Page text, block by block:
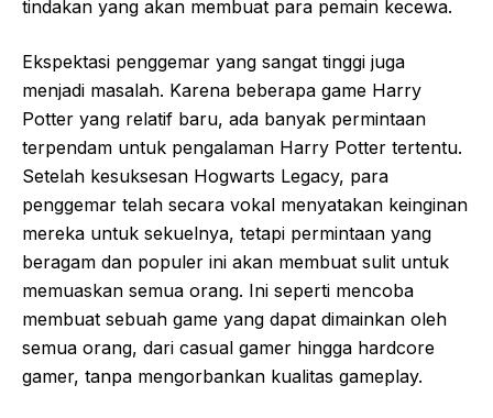
tindakan yang akan membuat para pemain kecewa.
Ekspektasi penggemar yang sangat tinggi juga
menjadi masalah. Karena beberapa game Harry
Potter yang relatif baru, ada banyak permintaan
terpendam untuk pengalaman Harry Potter tertentu.
Setelah kesuksesan Hogwarts Legacy, para
penggemar telah secara vokal menyatakan keinginan
mereka untuk sekuelnya, tetapi permintaan yang
beragam dan populer ini akan membuat sulit untuk
memuaskan semua orang. Ini seperti mencoba
membuat sebuah game yang dapat dimainkan oleh
semua orang, dari casual gamer hingga hardcore
gamer, tanpa mengorbankan kualitas gameplay.